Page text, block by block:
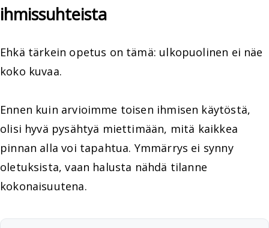
ihmissuhteista
Ehkä tärkein opetus on tämä: ulkopuolinen ei näe
koko kuvaa.
Ennen kuin arvioimme toisen ihmisen käytöstä,
olisi hyvä pysähtyä miettimään, mitä kaikkea
pinnan alla voi tapahtua. Ymmärrys ei synny
oletuksista, vaan halusta nähdä tilanne
kokonaisuutena.